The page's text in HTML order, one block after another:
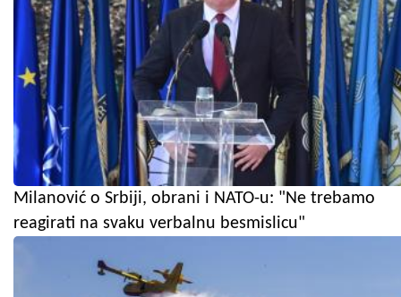
Milanović o Srbiji, obrani i NATO-u: "Ne trebamo
reagirati na svaku verbalnu besmislicu"